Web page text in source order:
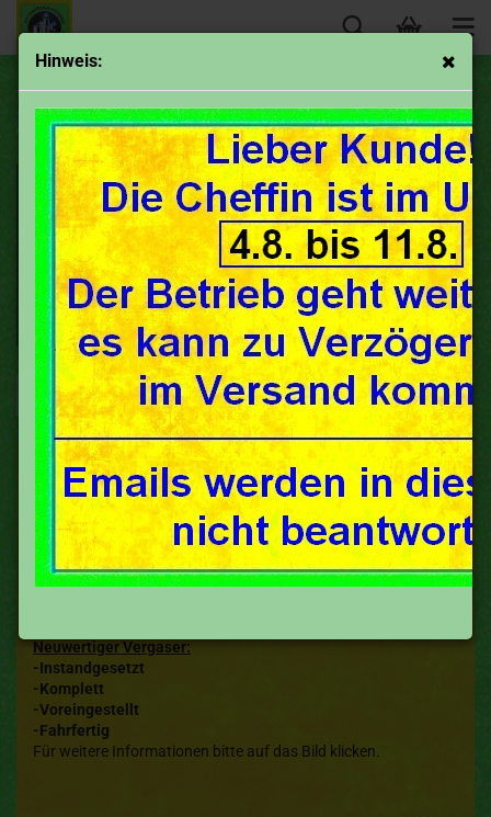
Hinweis:
NSU
Sortieren nach 50 pro Seite
Neuwertiger Vergaser:
-Instandgesetzt
-Komplett
-Voreingestellt
-Fahrfertig
Für weitere Informationen bitte auf das Bild klicken.